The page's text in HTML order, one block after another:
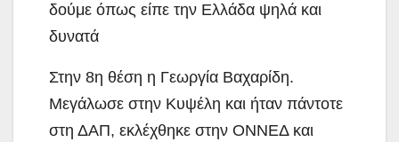
δούμε όπως είπε την Ελλάδα ψηλά και
δυνατά
Στην 8η θέση η Γεωργία Βαχαρίδη.
Μεγάλωσε στην Κυψέλη και ήταν πάντοτε
στη ΔΑΠ, εκλέχθηκε στην ΟΝΝΕΔ και